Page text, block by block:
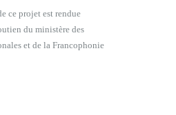
ce projet est rendue
du ministère des
et de la Francophonie